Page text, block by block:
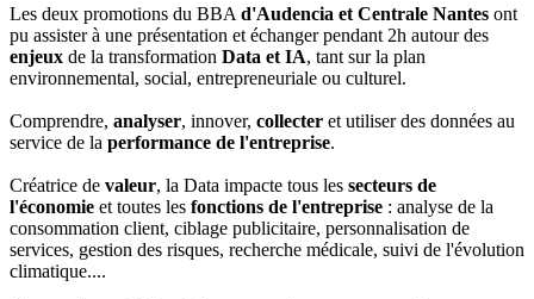
Les deux promotions du BBA d'Audencia et Centrale Nantes ont
pu assister à une présentation et échanger pendant 2h autour des
enjeux de la transformation Data et IA, tant sur la plan
environnemental, social, entrepreneuriale ou culturel.
Comprendre, analyser, innover, collecter et utiliser des données au
service de la performance de l'entreprise.
Créatrice de valeur, la Data impacte tous les secteurs de
l'économie et toutes les fonctions de l'entreprise : analyse de la
consommation client, ciblage publicitaire, personnalisation de
services, gestion des risques, recherche médicale, suivi de l'évolution
climatique....